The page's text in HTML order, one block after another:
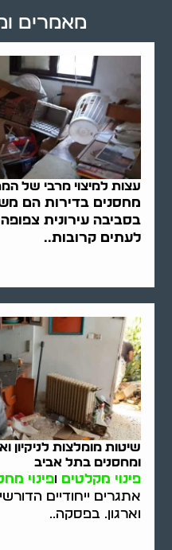
עצות למיצוי מרבי של
מחסנים בדירות הם
בסביבה עירונית
לעתים קרובות..
שיטות מומלצות לניקיון
ומחסנים בתל אביב
פינוי מקלטים ופינוי
אתגרים ייחודיים
וארגון. בפסקה..
מאמרים